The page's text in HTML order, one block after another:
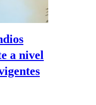
a nivel